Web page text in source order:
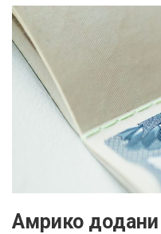
Амрико додани